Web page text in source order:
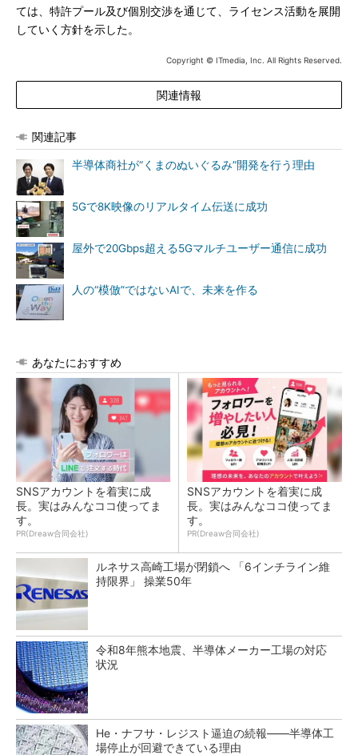
ては、特許プール及び個別交渉を通じて、ライセンス活動を展開
していく方針を示した。
Copyright © ITmedia, Inc. All Rights Reserved.
関連情報
関連記事
半導体商社が“くまのぬいぐるみ”開発を行う理由
5Gで8K映像のリアルタイム伝送に成功
屋外で20Gbps超える5Gマルチユーザー通信に成功
人の“模倣”ではないAIで、未来を作る
あなたにおすすめ
SNSアカウントを着実に成
長。実はみんなココ使ってま
す。
PR(Dreaw合同会社)
SNSアカウントを着実に成
長。実はみんなココ使ってま
す。
PR(Dreaw合同会社)
ルネサス高崎工場が閉鎖へ 「6インチライン維
持限界」 操業50年
令和8年熊本地震、半導体メーカー工場の対応
状況
He・ナフサ・レジスト逼迫の続報――半導体工
場停止が回避できている理由